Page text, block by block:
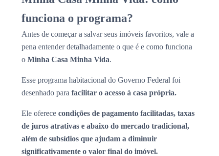
funciona o programa?
Antes de começar a salvar seus imóveis favoritos, vale a
pena entender detalhadamente o que é e como funciona
o Minha Casa Minha Vida.
Esse programa habitacional do Governo Federal foi
desenhado para facilitar o acesso à casa própria.
Ele oferece condições de pagamento facilitadas, taxas
de juros atrativas e abaixo do mercado tradicional,
além de subsídios que ajudam a diminuir
significativamente o valor final do imóvel.